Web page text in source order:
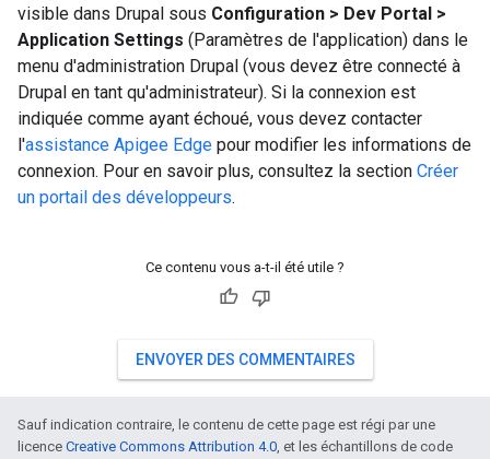
visible dans Drupal sous Configuration > Dev Portal >
Application Settings (Paramètres de l'application) dans le
menu d'administration Drupal (vous devez être connecté à
Drupal en tant qu'administrateur). Si la connexion est
indiquée comme ayant échoué, vous devez contacter
l'assistance Apigee Edge pour modifier les informations de
connexion. Pour en savoir plus, consultez la section Créer
un portail des développeurs.
Ce contenu vous a-t-il été utile ?
ENVOYER DES COMMENTAIRES
Sauf indication contraire, le contenu de cette page est régi par une
licence Creative Commons Attribution 4.0, et les échantillons de code